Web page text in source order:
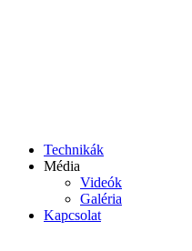
Technikák
Média
Videók
Galéria
Kapcsolat